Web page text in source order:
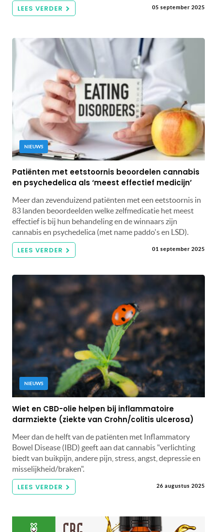
LEES VERDER 05 september 2025
NIEUWS
Patiënten met eetstoornis beoordelen cannabis
en psychedelica als ‘meest effectief medicijn’
Meer dan zevenduizend patiënten met een eetstoornis in
83 landen beoordeelden welke zelfmedicatie het meest
effectief is bij hun behandeling en de winnaars zijn
cannabis en psychedelica (met name paddo's en LSD).
LEES VERDER 01 september 2025
NIEUWS
Wiet en CBD-olie helpen bij inflammatoire
darmziekte (ziekte van Crohn/colitis ulcerosa)
Meer dan de helft van de patiënten met Inflammatory
Bowel Disease (IBD) geeft aan dat cannabis "verlichting
biedt van buikpijn, andere pijn, stress, angst, depressie en
misselijkheid/braken".
LEES VERDER 26 augustus 2025